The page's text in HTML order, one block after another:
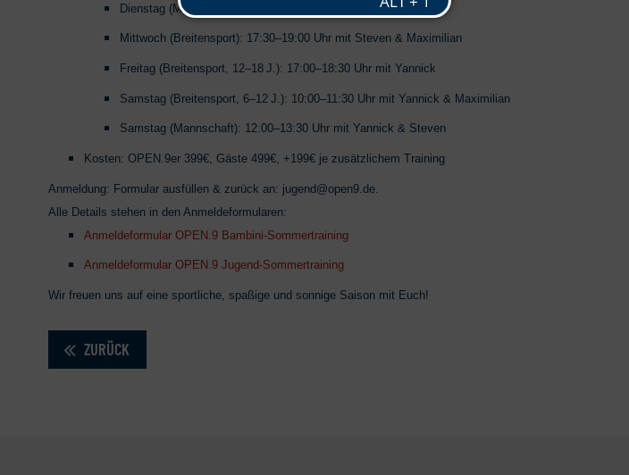
Dienstag (Mannschaft): 17:30–19:00 Uhr mit Yannick & Steven
Mittwoch (Breitensport): 17:30–19:00 Uhr mit Steven & Maximilian
Freitag (Breitensport, 12–18 J.): 17:00–18:30 Uhr mit Yannick
Samstag (Breitensport, 6–12 J.): 10:00–11:30 Uhr mit Yannick & Maximilian
Samstag (Mannschaft): 12:00–13:30 Uhr mit Yannick & Steven
Kosten: OPEN.9er 399€, Gäste 499€, +199€ je zusätzlichem Training
Anmeldung: Formular ausfüllen & zurück an: jugend@open9.de.
Alle Details stehen in den Anmeldeformularen:
Anmeldeformular OPEN.9 Bambini-Sommertraining
Anmeldeformular OPEN.9 Jugend-Sommertraining
Wir freuen uns auf eine sportliche, spaßige und sonnige Saison mit Euch!
ZURÜCK